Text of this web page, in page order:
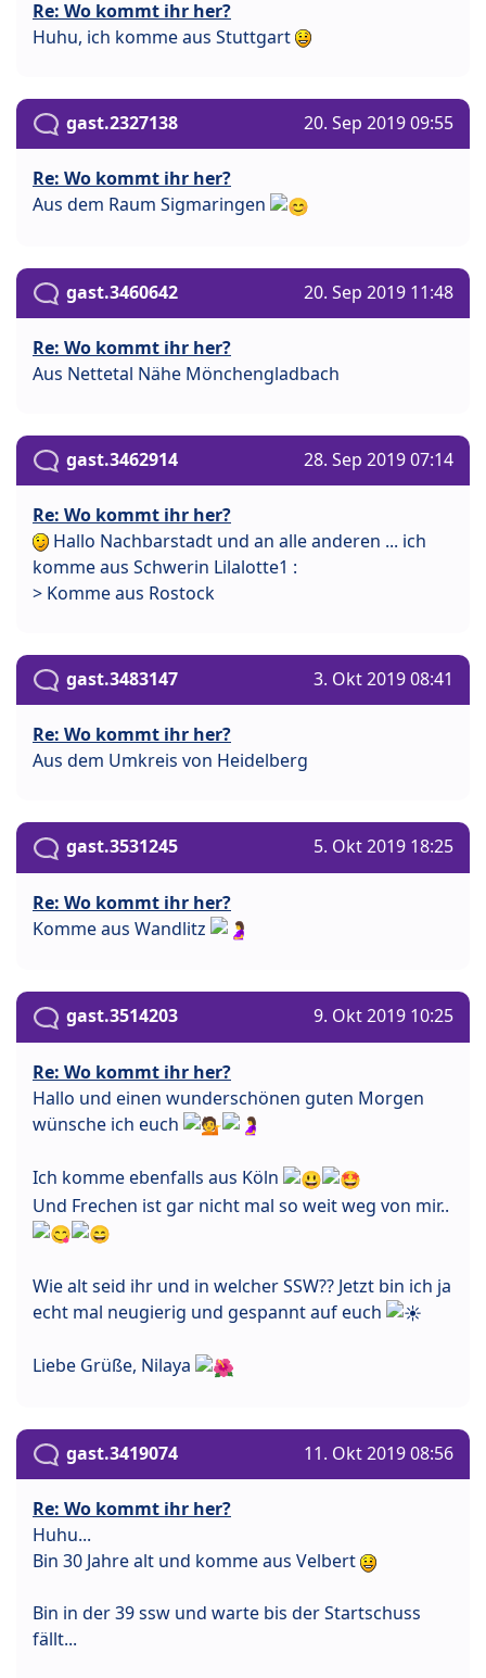
Re: Wo kommt ihr her?
Huhu, ich komme aus Stuttgart
gast.2327138 20. Sep 2019 09:55
Re: Wo kommt ihr her?
Aus dem Raum Sigmaringen
gast.3460642 20. Sep 2019 11:48
Re: Wo kommt ihr her?
Aus Nettetal Nähe Mönchengladbach
gast.3462914 28. Sep 2019 07:14
Re: Wo kommt ihr her?
Hallo Nachbarstadt und an alle anderen ... ich
komme aus Schwerin Lilalotte1 :
> Komme aus Rostock
gast.3483147 3. Okt 2019 08:41
Re: Wo kommt ihr her?
Aus dem Umkreis von Heidelberg
gast.3531245 5. Okt 2019 18:25
Re: Wo kommt ihr her?
Komme aus Wandlitz
gast.3514203 9. Okt 2019 10:25
Re: Wo kommt ihr her?
Hallo und einen wunderschönen guten Morgen
wünsche ich euch
Ich komme ebenfalls aus Köln
Und Frechen ist gar nicht mal so weit weg von mir..
Wie alt seid ihr und in welcher SSW?? Jetzt bin ich ja
echt mal neugierig und gespannt auf euch
Liebe Grüße, Nilaya
gast.3419074 11. Okt 2019 08:56
Re: Wo kommt ihr her?
Huhu...
Bin 30 Jahre alt und komme aus Velbert
Bin in der 39 ssw und warte bis der Startschuss
fällt...